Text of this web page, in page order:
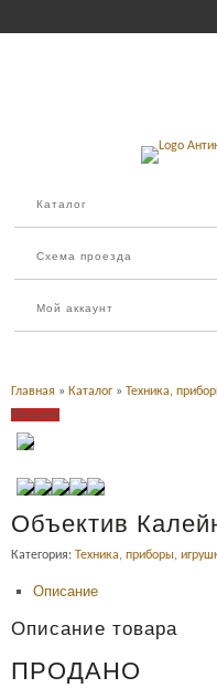
Каталог
Схема проезда
Мой аккаунт
Главная » Каталог » Техника,
Продано
Объектив
Категория: Техника, приборы,
Описание
Описание товара
ПРОДАНО